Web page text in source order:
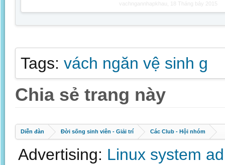
vachngannhapkhau 18 Tháng bảy 2015
Tags: vách ngăn vệ sinh g
Chia sẻ trang này
Diễn đàn Đời sống sinh viên - Giải trí Các Club - Hội nhóm
Advertising: Linux system